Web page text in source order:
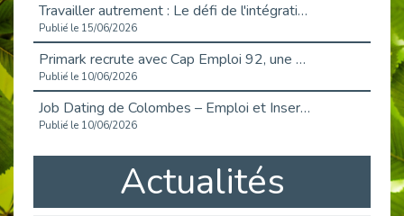
Travailler autrement : Le défi de l'intégration des maladies chroniques en entreprise
Publié le 15/06/2026
Primark recrute avec Cap Emploi 92, une matinée couronnée de succès !
Publié le 10/06/2026
Job Dating de Colombes – Emploi et Insertion
Publié le 10/06/2026
Aborder l'entretien et la situation de handicap en toute confiance
Publié le 09/06/2026
Retour sur l’atelier « Optimiser sa recherche d’emploi »
Actualités